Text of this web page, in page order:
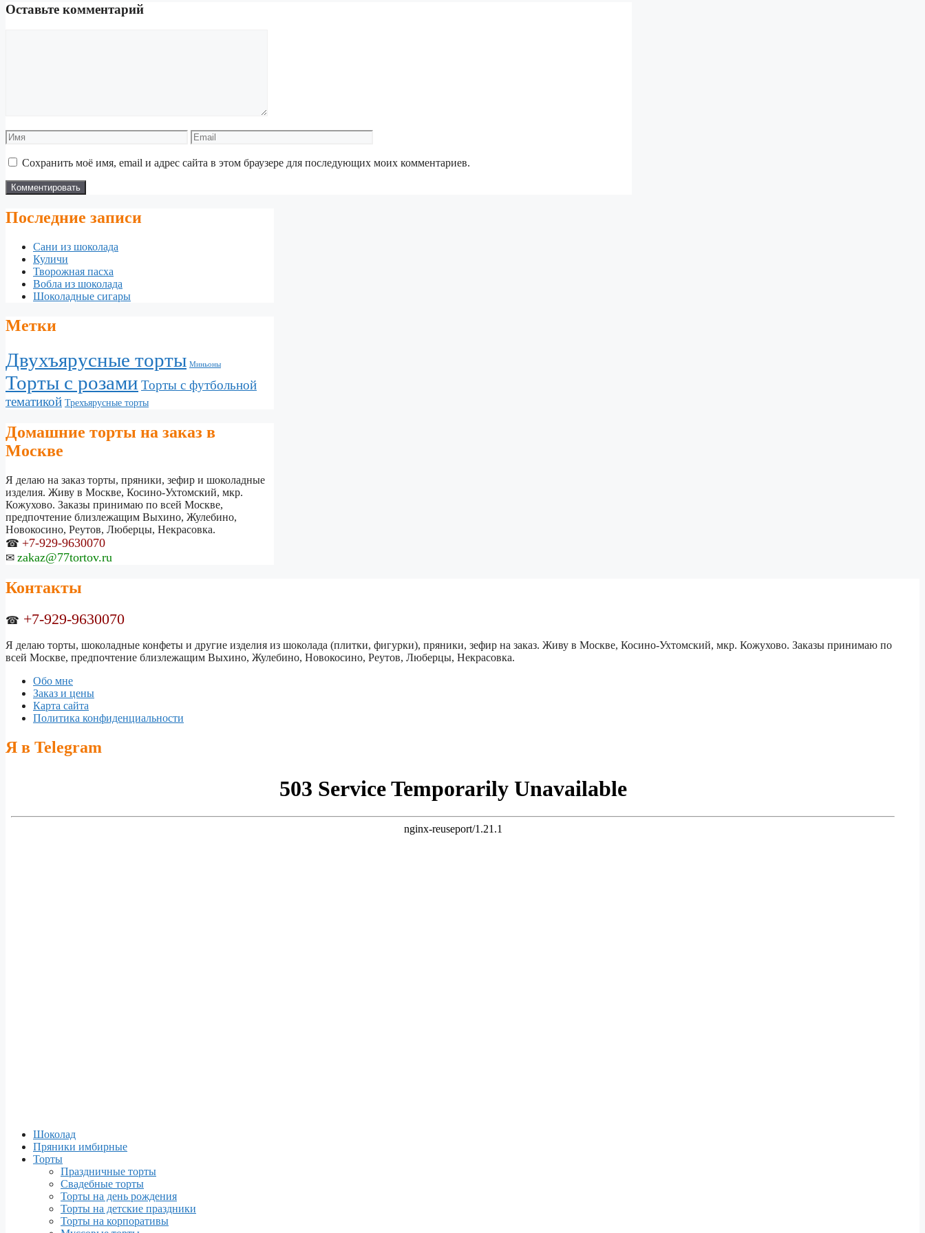
Оставьте комментарий
Имя Email
Сохранить моё имя, email и адрес сайта в этом браузере для последующих моих комментариев.
Последние записи
Сани из шоколада
Куличи
Творожная пасха
Вобла из шоколада
Шоколадные сигары
Метки
Двухъярусные торты Миньоны
Торты с розами Торты с футбольной
тематикой Трехъярусные торты
Домашние торты на заказ в
Москве
Я делаю на заказ торты, пряники, зефир и шоколадные
изделия. Живу в Москве, Косино-Ухтомский, мкр.
Кожухово. Заказы принимаю по всей Москве,
предпочтение близлежащим Выхино, Жулебино,
Новокосино, Реутов, Люберцы, Некрасовка.
☎ +7-929-9630070
✉ zakaz@77tortov.ru
Контакты
☎ +7-929-9630070
Я делаю торты, шоколадные конфеты и другие изделия из шоколада (плитки, фигурки), пряники, зефир на заказ. Живу в Москве, Косино-Ухтомский, мкр. Кожухово. Заказы принимаю по
всей Москве, предпочтение близлежащим Выхино, Жулебино, Новокосино, Реутов, Люберцы, Некрасовка.
Обо мне
Заказ и цены
Карта сайта
Политика конфиденциальности
Я в Telegram
Шоколад
Пряники имбирные
Торты
Праздничные торты
Свадебные торты
Торты на день рождения
Торты на детские праздники
Торты на корпоративы